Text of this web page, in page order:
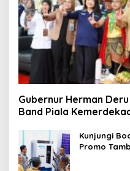
Gubernur Herman
Band Piala
Kunjungi
Promo